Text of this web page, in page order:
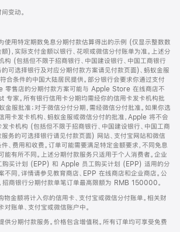
变动。
使用特定期数免息分期付款估算得出的示例 (仅显示整数数
)，实际支付金额以银行、花呗或微信分付账单为准。上述分
构 (包括但不限于招商银行、中国建设银行、中国工商银行
的可选择银行及对应分期付款方案请见付款页面)、蚂蚁金服
合条件的中国大陆居民提供。部分银行会要求你通过支付
零售店的分期付款方案可能与 Apple Store 在线商店不
专家。所有银行信用卡分期均需经你的信用卡发卡机构批
金服批准；对于微信分付分期，需经微信分付批准。如果你选
用卡发卡机构、蚂蚁金服或微信分付的批准，Apple 将不会
发卡机构 (包括但不限于招商银行、中国建设银行、中国工商
服务的可选择银行请见付款页面) 网站、支付宝网站和微信
、费用和收费。订单可能需要满足特定金额要求，不同免息
能有所不同。上述分期付款服务只适用于个人消费者。企业
购买计划 (EPP) 和 Apple 员工购买计划 (EPP) 适用的分
同，详情请参见教育商店、EPP 在线商店和企业商店。公
招商银行分期付款单笔订单最高限额为 RMB 150000。
物金额将计入你的信用卡、支付宝或微信分付账单。相关财
账单、支付宝或微信账户中。
供分期付款服务。价格包含增值税。所有订单均可享受免费